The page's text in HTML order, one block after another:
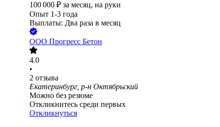
100 000 ₽ за месяц, на руки
Опыт 1-3 года
Выплаты: Два раза в месяц
ООО Прогресс Бетон
4.0
•
2 отзыва
Екатеринбург, р-н Октябрьский
Можно без резюме
Откликнитесь среди первых
Откликнуться